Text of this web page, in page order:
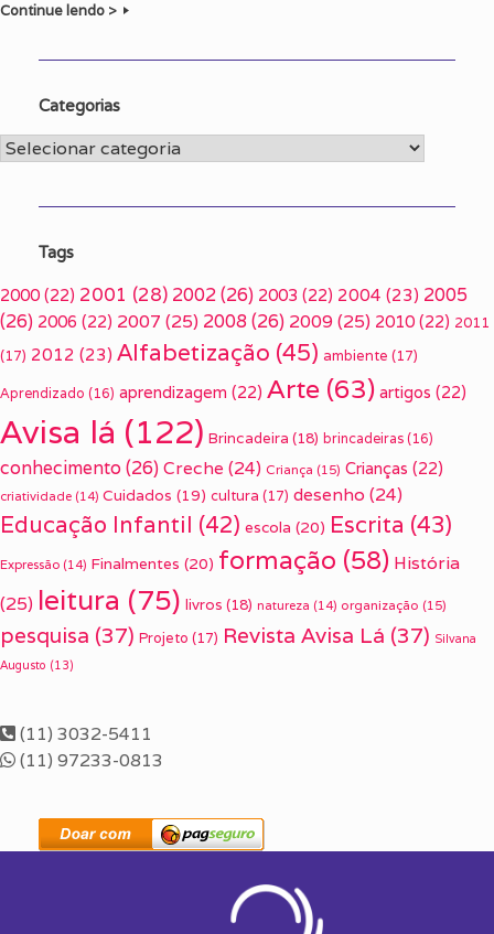
Continue lendo >
Categorias
Categorias
Tags
2000 (22) 2001 (28) 2002(26) 2003 (22) 2004 (23) 2005
(26) 2006 (22) 2007 (25) 2008(26) 2009(25) 2010 (22) 2011
(17) 2012 (23) Alfabetização (45) ambiente (17)
Aprendizado (16) aprendizagem (22) Arte (63) artigos (22)
Avisa lá (122) Brincadeira (18) brincadeiras (16)
conhecimento(26) Creche (24) Criança (15) Crianças (22)
criatividade (14) Cuidados (19) cultura (17) desenho (24)
Educação Infantil (42) escola (20) Escrita (43)
Expressão (14) Finalmentes (20) formação (58) História
(25) leitura (75) livros (18) natureza (14) organização (15)
pesquisa (37) Projeto (17) Revista Avisa Lá (37) Silvana
Augusto (13)
(11) 3032-5411
(11) 97233-0813